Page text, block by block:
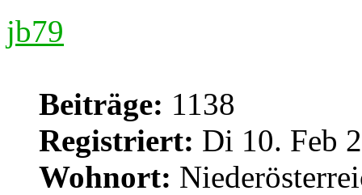
jb79
Beiträge: 1138
Registriert: Di 10. Feb
Wohnort: